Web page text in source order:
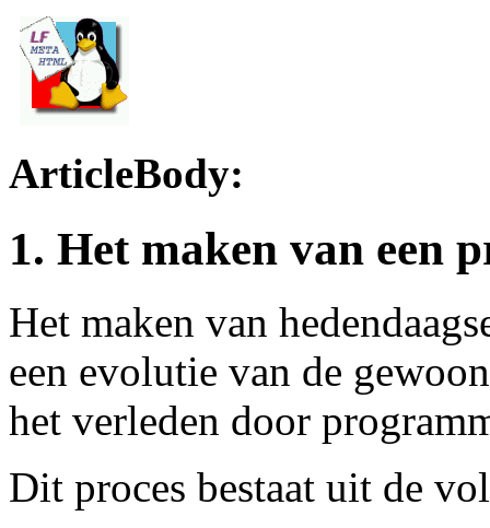
ArticleBody:
1. Het maken van een
Het maken van
een evolutie van de
het verleden door
Dit proces bestaat uit de